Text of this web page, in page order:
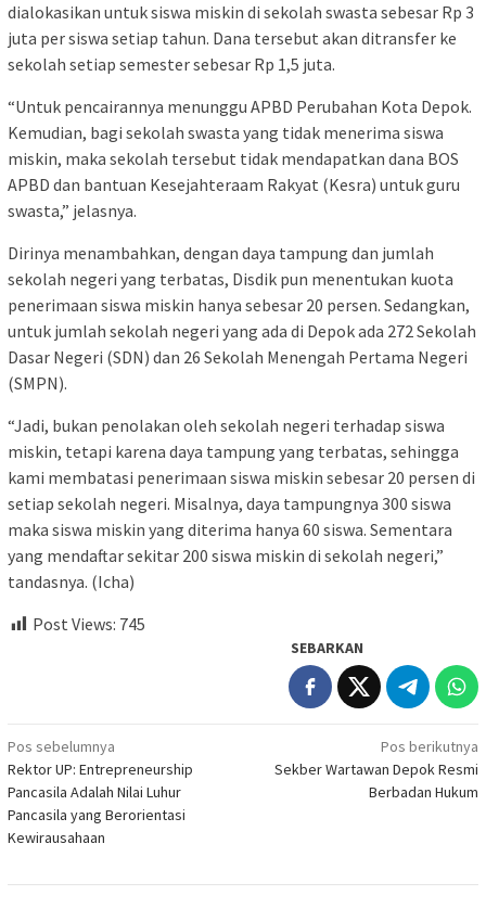
dialokasikan untuk siswa miskin di sekolah swasta sebesar Rp 3
juta per siswa setiap tahun. Dana tersebut akan ditransfer ke
sekolah setiap semester sebesar Rp 1,5 juta.
“Untuk pencairannya menunggu APBD Perubahan Kota Depok.
Kemudian, bagi sekolah swasta yang tidak menerima siswa
miskin, maka sekolah tersebut tidak mendapatkan dana BOS
APBD dan bantuan Kesejahteraam Rakyat (Kesra) untuk guru
swasta,” jelasnya.
Dirinya menambahkan, dengan daya tampung dan jumlah
sekolah negeri yang terbatas, Disdik pun menentukan kuota
penerimaan siswa miskin hanya sebesar 20 persen. Sedangkan,
untuk jumlah sekolah negeri yang ada di Depok ada 272 Sekolah
Dasar Negeri (SDN) dan 26 Sekolah Menengah Pertama Negeri
(SMPN).
“Jadi, bukan penolakan oleh sekolah negeri terhadap siswa
miskin, tetapi karena daya tampung yang terbatas, sehingga
kami membatasi penerimaan siswa miskin sebesar 20 persen di
setiap sekolah negeri. Misalnya, daya tampungnya 300 siswa
maka siswa miskin yang diterima hanya 60 siswa. Sementara
yang mendaftar sekitar 200 siswa miskin di sekolah negeri,”
tandasnya. (Icha)
Post Views: 745
SEBARKAN
Navigasi
pos
Pos sebelumnya
Rektor UP: Entrepreneurship
Pancasila Adalah Nilai Luhur
Pancasila yang Berorientasi
Kewirausahaan
Pos berikutnya
Sekber Wartawan Depok Resmi
Berbadan Hukum